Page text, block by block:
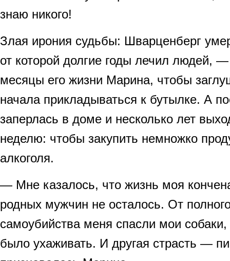
знаю никого!
Злая ирония судьбы: Шварценберг
от которой долгие годы лечил людей,
месяцы его жизни Марина, чтобы
начала прикладываться к бутылке. А
заперлась в доме и несколько лет
неделю: чтобы закупить немножко
алкоголя.
— Мне казалось, что жизнь моя
родных мужчин не осталось. От
самоубийства меня спасли мои
было ухаживать. И другая страсть —